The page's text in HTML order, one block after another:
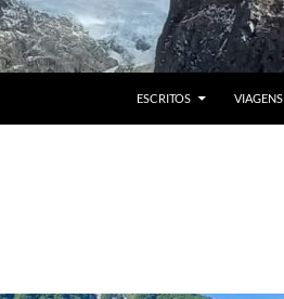
ESCRITOS VIAGENS